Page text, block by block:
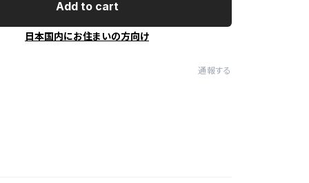
Add to cart
日本国内にお住まいの方向け
通報する